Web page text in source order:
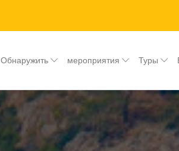
Обнаружить мероприятия Туры